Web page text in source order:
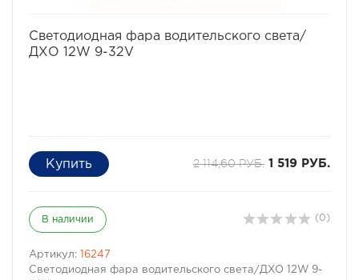
Светодиодная фара водительского света/
ДХО 12W 9-32V
2 114,60 РУБ. 1 519 РУБ.
В наличии (0)
Артикул:
16247
Светодиодная фара водительского света/ДХО 12W 9-